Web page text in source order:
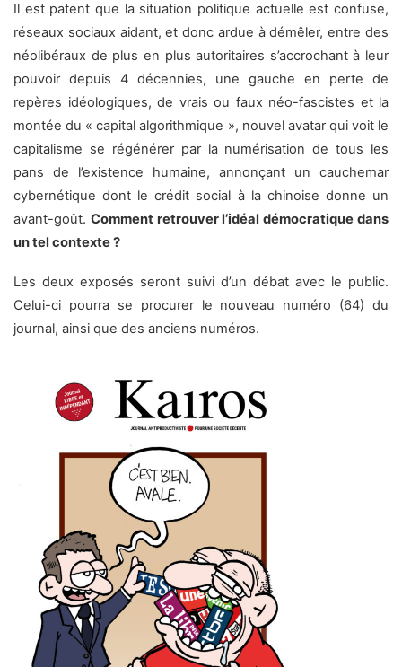
Il est patent que la situation politique actuelle est confuse,
réseaux sociaux aidant, et donc ardue à démêler, entre des
néolibéraux de plus en plus autoritaires s’accrochant à leur
pouvoir depuis 4 décennies, une gauche en perte de
repères idéologiques, de vrais ou faux néo-fascistes et la
montée du « capital algorithmique », nouvel avatar qui voit le
capitalisme se régénérer par la numérisation de tous les
pans de l’existence humaine, annonçant un cauchemar
cybernétique dont le crédit social à la chinoise donne un
avant-goût. Comment retrouver l’idéal démocratique dans
un tel contexte ?
Les deux exposés seront suivi d’un débat avec le public.
Celui-ci pourra se procurer le nouveau numéro (64) du
journal, ainsi que des anciens numéros.